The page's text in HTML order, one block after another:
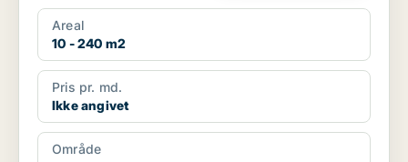
Areal
10 - 240 m2
Pris pr. md.
Ikke angivet
Område